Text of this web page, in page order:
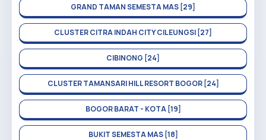
GRAND TAMAN SEMESTA MAS [29]
CLUSTER CITRA INDAH CITY CILEUNGSI [27]
CIBINONG [24]
CLUSTER TAMANSARI HILL RESORT BOGOR [24]
BOGOR BARAT - KOTA [19]
BUKIT SEMESTA MAS [18]